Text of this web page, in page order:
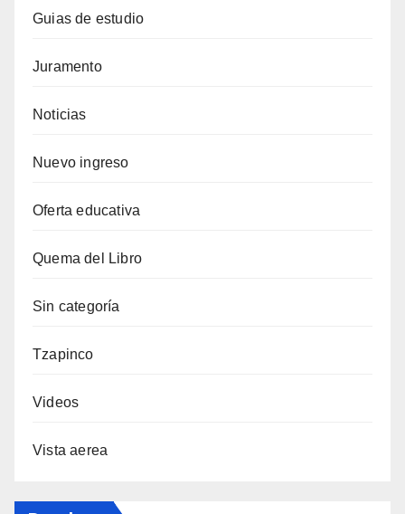
Guias de estudio
Juramento
Noticias
Nuevo ingreso
Oferta educativa
Quema del Libro
Sin categoría
Tzapinco
Videos
Vista aerea